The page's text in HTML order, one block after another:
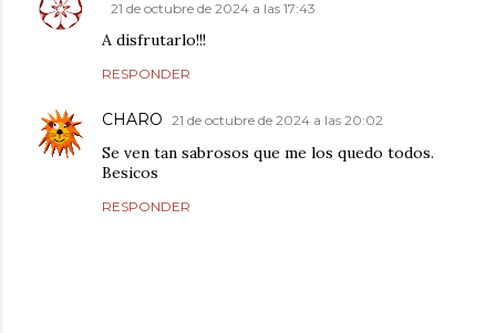
21 de octubre de 2024 a las 17:43
A disfrutarlo!!!
RESPONDER
CHARO 21 de octubre de 2024 a las 20:02
Se ven tan sabrosos que me los quedo todos.
Besicos
RESPONDER